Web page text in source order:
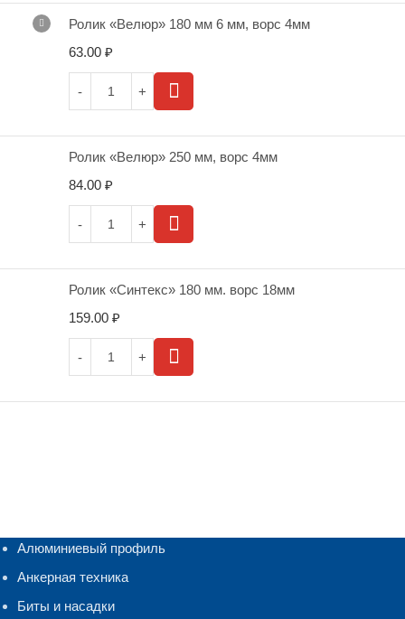
Ролик «Велюр» 180 мм 6 мм, ворс 4мм
63.00 ₽
Ролик «Велюр» 250 мм, ворс 4мм
84.00 ₽
Ролик «Синтекс» 180 мм. ворс 18мм
159.00 ₽
Алюминиевый профиль
Анкерная техника
Биты и насадки